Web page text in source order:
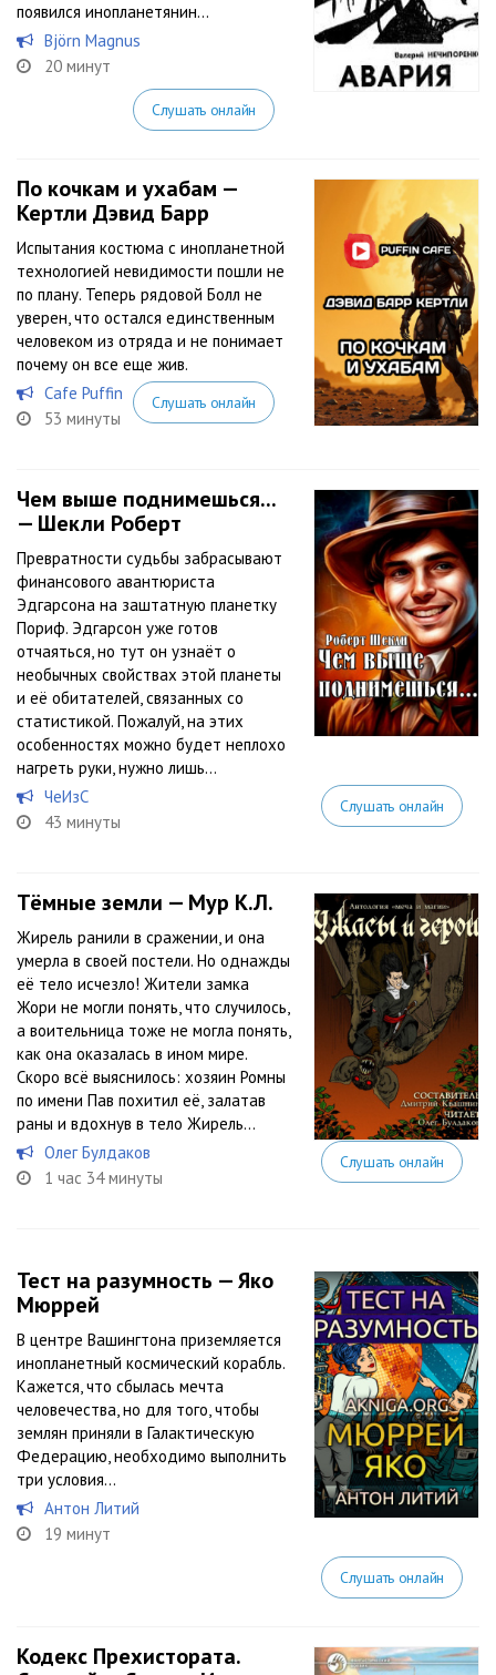
появился инопланетянин…
Björn Magnus
20 минут
Слушать онлайн
По кочкам и ухабам —
Кертли Дэвид Барр
Испытания костюма с инопланетной
технологией невидимости пошли не
по плану. Теперь рядовой Болл не
уверен, что остался единственным
человеком из отряда и не понимает
почему он все еще жив.
Cafe Puffin
53 минуты
Слушать онлайн
Чем выше поднимешься...
— Шекли Роберт
Превратности судьбы забрасывают
финансового авантюриста
Эдгарсона на заштатную планетку
Пориф. Эдгарсон уже готов
отчаяться, но тут он узнаёт о
необычных свойствах этой планеты
и её обитателей, связанных со
статистикой. Пожалуй, на этих
особенностях можно будет неплохо
нагреть руки, нужно лишь...
ЧеИзС
43 минуты
Слушать онлайн
Тёмные земли — Мур К.Л.
Жирель ранили в сражении, и она
умерла в своей постели. Но однажды
её тело исчезло! Жители замка
Жори не могли понять, что случилось,
а воительница тоже не могла понять,
как она оказалась в ином мире.
Скоро всё выяснилось: хозяин Ромны
по имени Пав похитил её, залатав
раны и вдохнув в тело Жирель...
Олег Булдаков
1 час 34 минуты
Слушать онлайн
Тест на разумность — Яко
Мюррей
В центре Вашингтона приземляется
инопланетный космический корабль.
Кажется, что сбылась мечта
человечества, но для того, чтобы
землян приняли в Галактическую
Федерацию, необходимо выполнить
три условия…
Антон Литий
19 минут
Слушать онлайн
Кодекс Прехистората.